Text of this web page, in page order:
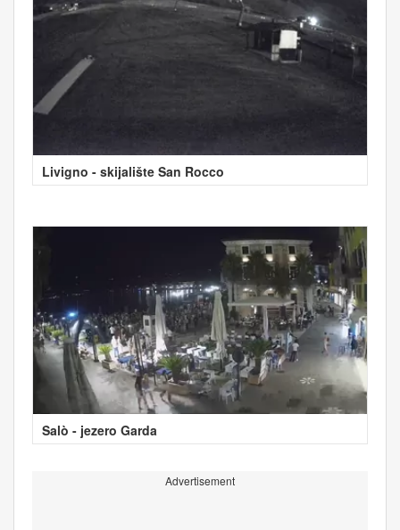
Livigno - skijalište San Rocco
Salò - jezero Garda
Advertisement